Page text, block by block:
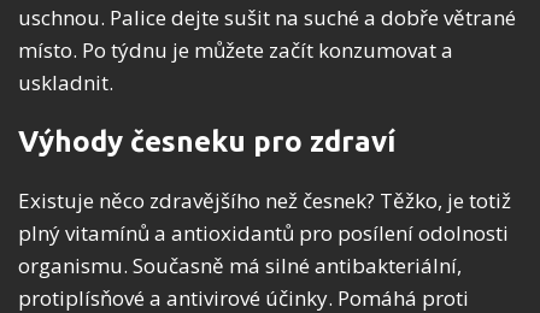
uschnou. Palice dejte sušit na suché a dobře větrané
místo. Po týdnu je můžete začít konzumovat a
uskladnit.
Výhody česneku pro zdraví
Existuje něco zdravějšího než česnek? Těžko, je totiž
plný vitamínů a antioxidantů pro posílení odolnosti
organismu. Současně má silné antibakteriální,
protiplísňové a antivirové účinky. Pomáhá proti